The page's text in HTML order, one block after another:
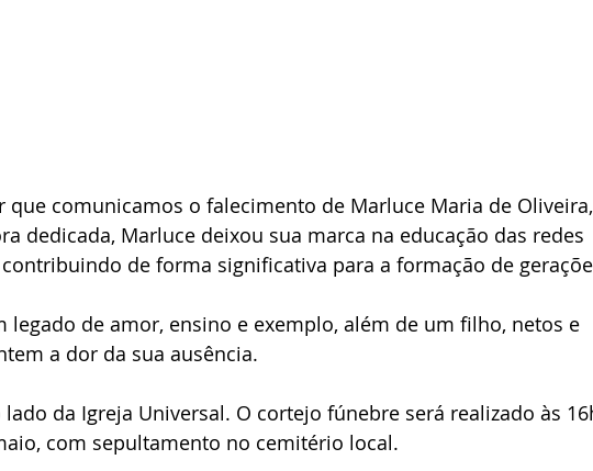
que comunicamos o falecimento de Marluce Maria de Oliveira,
dedicada, Marluce deixou sua marca na educação das redes
de forma significativa para a formação de
legado de amor, ensino e exemplo, além de um filho, netos e
a dor da sua ausência.
da Igreja Universal. O cortejo fúnebre será realizado às
com sepultamento no cemitério local.